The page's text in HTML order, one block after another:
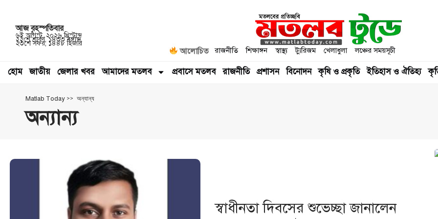
আজবৃহস্পতিবার
৬ই আগস্ট, ২০২৬ খ্রিস্টাব্দ
২২শে শ্রাবণ, ১৪৩৩ বঙ্গাব্দ
২৩শে সফর, ১৪৪৮ হিজরি
আলোচিত রাজনীতি শিক্ষাঙ্গন স্বাস্থ্য ট্যুরিজম খেলাধুলা লঞ্চের সময়সূচী
হোম জাতীয় জেলার খবর আমাদের মতলব প্রবাসে মতলব রাজনীতি প্রশাসন বিনোদন কৃষি ও প্রকৃতি ইতিহাস ও ঐতিহ্য
Matlab Today > অন্যান্য
অন্যান্য
স্বাধীনতা দিবসের শুভেচ্ছা জানালেন